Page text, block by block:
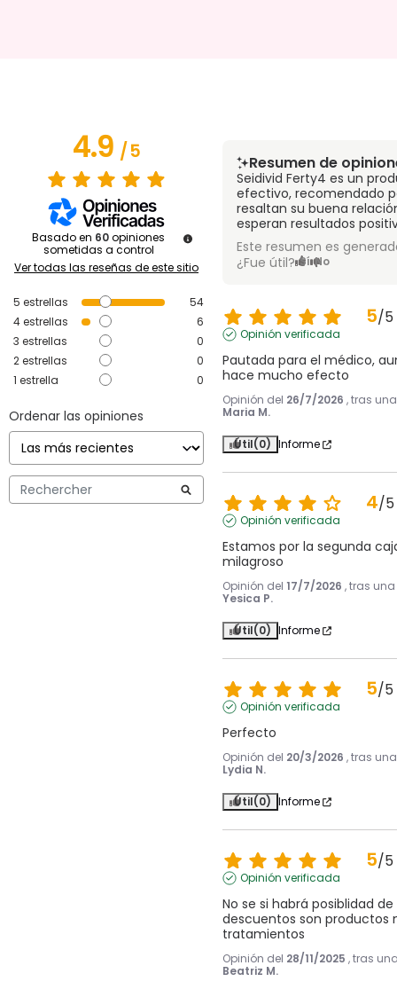
4.9/5
Basado en 60opiniones
sometidas a control
Ver todas las reseñas de este sitio
5 estrellas
54
4estrellas
6
3 estrellas
0
2estrellas
0
1 estrella 0
Ordenar las opiniones
Resumen de
Seidivid Ferty4 es un
efectivo, recomendado
resaltan su buena
esperan resultados
Este resumen es
¿Fue útil? Sí No
5/5
Opinión verificada
Pautada para el médico,
hace mucho efecto
Opinión del 26/7/2026 , tras
Maria M.
Útil(0) Informe
4/5
Opinión verificada
Estamos por la segunda
milagroso
Opinión del 17/7/2026 , tras
Yesica P.
Útil(0) Informe
5/5
Opinión verificada
Perfecto
Opinión del 20/3/2026 , tras
Lydia N.
Útil(0) Informe
5/5
Opinión verificada
No se si habrá posiblidad
descuentos son productos
tratamientos
Opinión del 28/11/2025 , tras
Beatriz M.